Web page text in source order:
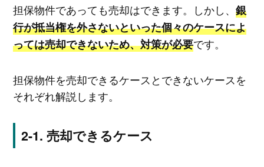
担保物件であっても売却はできます。しかし、 銀
行が抵当権を外さないといった個々のケースによ
っては売却できないため、対策が必要です。
担保物件を売却できるケースとできないケースを
それぞれ解説します。
売却できるケース